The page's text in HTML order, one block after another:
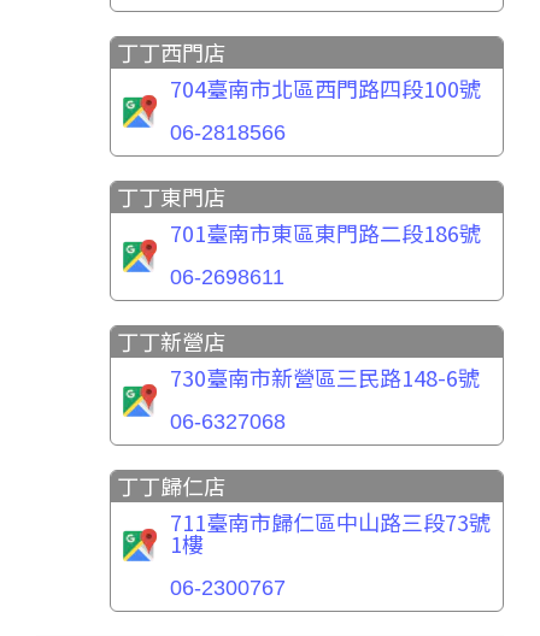
丁丁西門店
704臺南市北區西門路四段100號
06-2818566
丁丁東門店
701臺南市東區東門路二段186號
06-2698611
丁丁新營店
730臺南市新營區三民路148-6號
06-6327068
丁丁歸仁店
711臺南市歸仁區中山路三段73號
1樓
06-2300767